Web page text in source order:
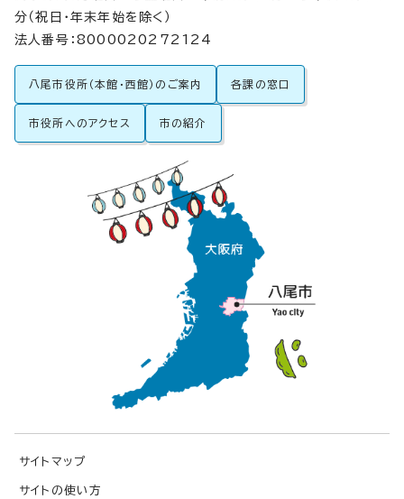
分（祝日・年末年始を除く）
法人番号：8000020272124
八尾市役所（本館・西館）のご案内 各課の窓口
市役所へのアクセス 市の紹介
サイトマップ
サイトの使い方